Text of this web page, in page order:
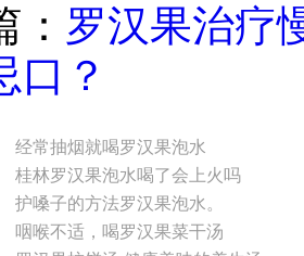
罗汉果治疗
口？
经常抽烟就喝罗汉果泡水
桂林罗汉果泡水喝了会上火吗
护嗓子的方法罗汉果泡水。
咽喉不适，喝罗汉果菜干汤